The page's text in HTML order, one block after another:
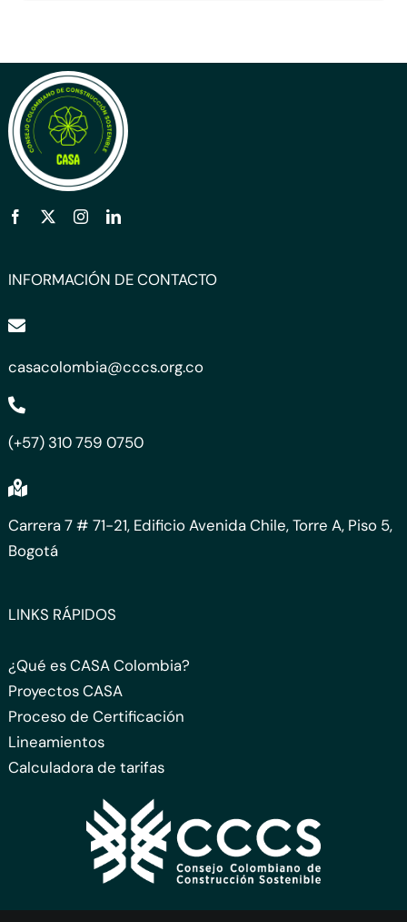
INFORMACIÓN DE CONTACTO
casacolombia@cccs.org.co
(+57) 310 759 0750
Carrera 7 # 71-21, Edificio Avenida Chile, Torre A, Piso 5,
Bogotá
LINKS RÁPIDOS
¿Qué es CASA Colombia?
Proyectos CASA
Proceso de Certificación
Lineamientos
Calculadora de tarifas